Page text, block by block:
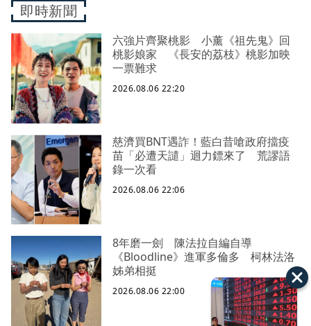
即時新聞
六強片齊聚桃影 小薰《祖先鬼》回
桃影娘家 《長安的荔枝》桃影加映
一票難求
2026.08.06 22:20
慈濟買BNT遇詐！藍白昔嗆政府擋疫
苗「必遭天譴」迴力鏢來了 荒謬語
錄一次看
2026.08.06 22:06
8年磨一劍 陳法拉自編自導
《Bloodline》進軍多倫多 柯林法洛
姊弟相挺
2026.08.06 22:00